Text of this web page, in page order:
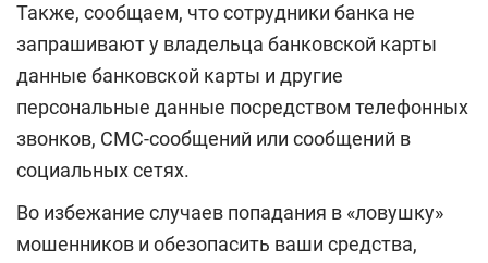
Также, сообщаем, что сотрудники банка не
запрашивают у владельца банковской карты
данные банковской карты и другие
персональные данные посредством телефонных
звонков, СМС-сообщений или сообщений в
социальных сетях.
Во избежание случаев попадания в «ловушку»
мошенников и обезопасить ваши средства,